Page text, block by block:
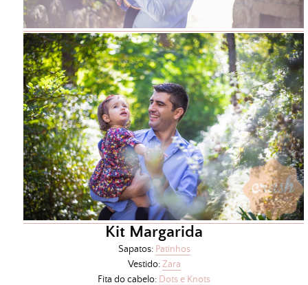
Kit Margarida
Sapatos: Patinhos
Vestido:Zara
Fita do cabelo: Dots e Knots